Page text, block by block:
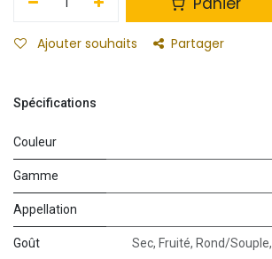
Ajouter souhaits Partager
Spécifications
Couleur
Gamme
Appellation
Goût Sec, Fruité, Rond/Souple,